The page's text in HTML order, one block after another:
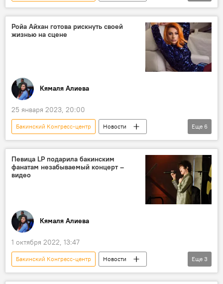
Ройа Айхан
Джейхун Зейналов
дуэт
Ройа Айхан готова рискнуть своей
жизнью на сцене
Кямаля Алиева
25 января 2023, 20:00
Бакинский Конгресс-центр
Новости
Азербайджан
Баку
Поп-звезда
Ройа Айхан
концерт Страхование
Еще 6
Певица LP подарила бакинским
фанатам незабываемый концерт –
видео
Кямаля Алиева
1 октября 2022, 13:47
Бакинский Конгресс-центр
Новости
Азербайджан
концерт
Еще 3